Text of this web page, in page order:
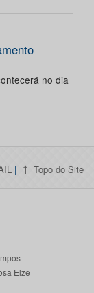
no dia
| Topo do Site
Elze